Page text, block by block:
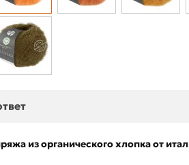
из органического хлопка от